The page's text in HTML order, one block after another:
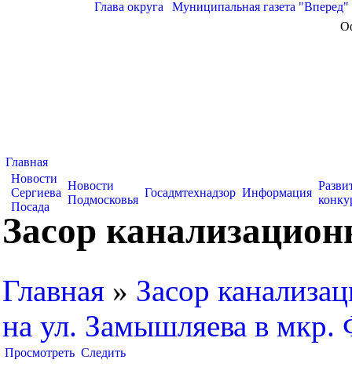
Глава округа Муниципальная газета "Вперед"
Главная
Новости
Сергиева
Посада
Новости
Подмосковья
Госадмтехнадзор Информация
Засор
Главная » Засор
на ул. Замышляева в мкр.
Просмотреть Следить